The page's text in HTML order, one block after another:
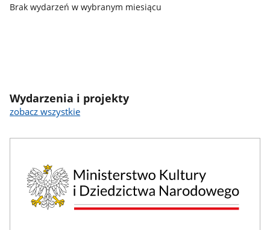
Brak wydarzeń w wybranym miesiącu
Wydarzenia i projekty
zobacz wszystkie